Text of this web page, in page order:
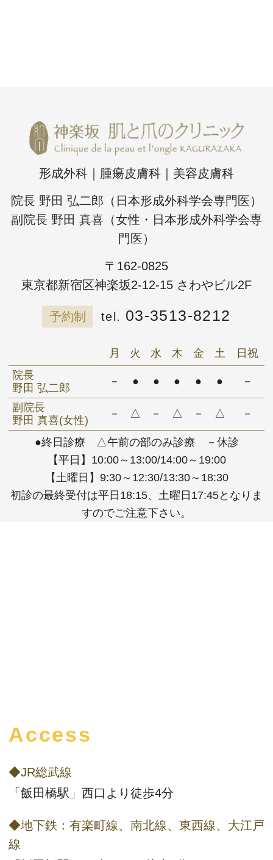
形成外科｜腫瘍皮膚科｜美容皮膚科
院長 野田 弘二郎（日本形成外科学会専門医）
副院長 野田 真喜（女性・日本形成外科学会専
門医）
〒162-0825
東京都新宿区神楽坂2-12-15 さわやビル2F
予約制 03-3513-8212
●終日診療 △午前の部のみ診療 －休診
【平日】10:00～13:00/14:00～19:00
【土曜日】9:30～12:30/13:30～18:30
初診の最終受付は平日18:15、土曜日17:45となりま
すのでご注意下さい。
月 火 水 木 金 土
日祝
院長
野田 弘二郎
－ ● ● ● ● ● －
副院長
野田 真喜(女性)
－ △ － △ － △ －
Access
◆JR総武線
「飯田橋駅」西口より徒歩4分
◆地下鉄：有楽町線、南北線、東西線、大江戸
線